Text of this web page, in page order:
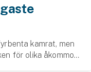
kamrat, men
för olika åkommor.